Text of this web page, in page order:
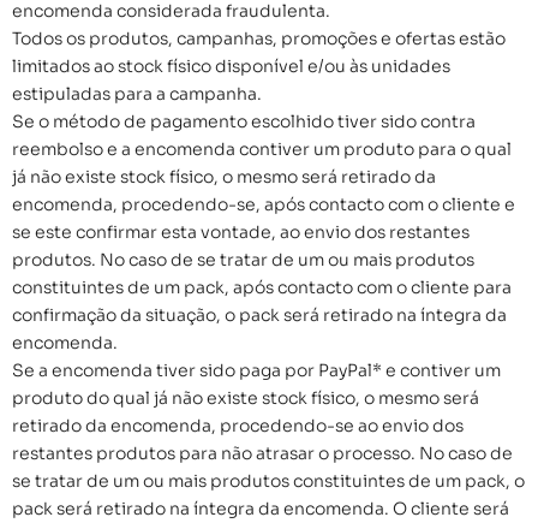
encomenda considerada fraudulenta.
Todos os produtos, campanhas, promoções e ofertas estão
limitados ao stock físico disponível e/ou às unidades
estipuladas para a campanha.
Se o método de pagamento escolhido tiver sido contra
reembolso e a encomenda contiver um produto para o qual
já não existe stock físico, o mesmo será retirado da
encomenda, procedendo-se, após contacto com o cliente e
se este confirmar esta vontade, ao envio dos restantes
produtos. No caso de se tratar de um ou mais produtos
constituintes de um pack, após contacto com o cliente para
confirmação da situação, o pack será retirado na íntegra da
encomenda.
Se a encomenda tiver sido paga por PayPal* e contiver um
produto do qual já não existe stock físico, o mesmo será
retirado da encomenda, procedendo-se ao envio dos
restantes produtos para não atrasar o processo. No caso de
se tratar de um ou mais produtos constituintes de um pack, o
pack será retirado na íntegra da encomenda. O cliente será